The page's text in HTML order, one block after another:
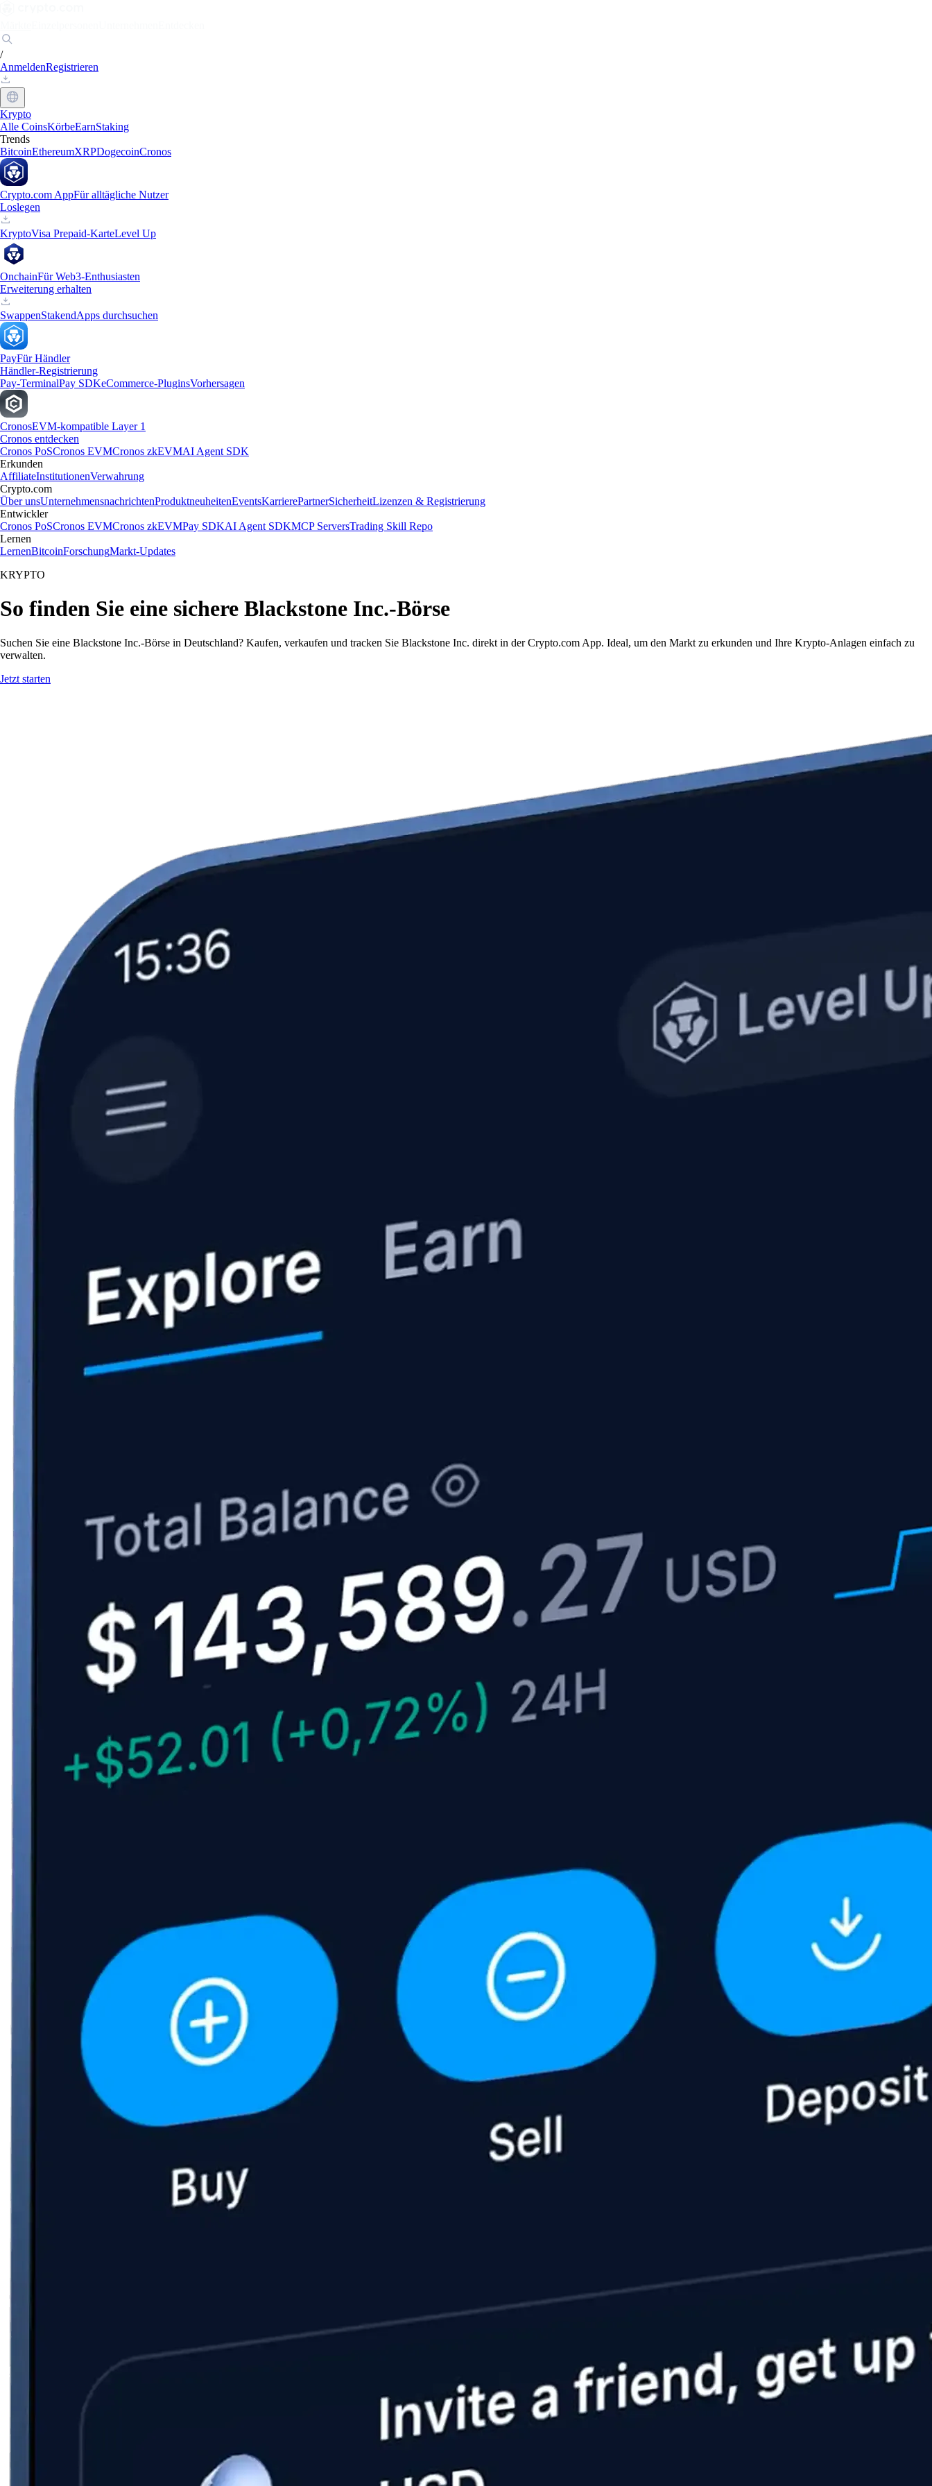
/
AnmeldenRegistrieren
Krypto
Alle CoinsKörbeEarnStaking
Trends
BitcoinEthereumXRPDogecoinCronos
Crypto.com AppFür alltägliche Nutzer
Loslegen
KryptoVisa Prepaid-KarteLevel Up
OnchainFür Web3-Enthusiasten
Erweiterung erhalten
SwappenStakendApps durchsuchen
PayFür Händler
Händler-Registrierung
Pay-TerminalPay SDKeCommerce-PluginsVorhersagen
CronosEVM-kompatible Layer 1
Cronos entdecken
Cronos PoSCronos EVMCronos zkEVMAI Agent SDK
Erkunden
AffiliateInstitutionenVerwahrung
Crypto.com
Über unsUnternehmensnachrichtenProduktneuheitenEventsKarrierePartnerSicherheitLizenzen & Registrierung
Entwickler
Cronos PoSCronos EVMCronos zkEVMPay SDKAI Agent SDKMCP ServersTrading Skill Repo
Lernen
LernenBitcoinForschungMarkt-Updates
KRYPTO
So finden Sie eine sichere Blackstone Inc.-Börse
Suchen Sie eine Blackstone Inc.-Börse in Deutschland? Kaufen, verkaufen und tracken Sie Blackstone Inc. direkt in der Crypto.com App. Ideal, um den Markt zu erkunden und Ihre Krypto-Anlagen einfach zu
verwalten.
Jetzt starten